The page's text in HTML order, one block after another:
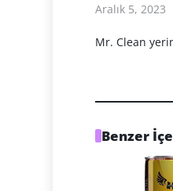
Aralık 5, 2023
Mr. Clean
Benzer